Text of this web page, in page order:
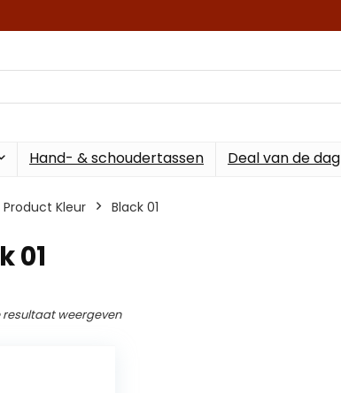
Hand- & schoudertassen Deal van de dag
Product Kleur Black 01
01
resultaat weergeven